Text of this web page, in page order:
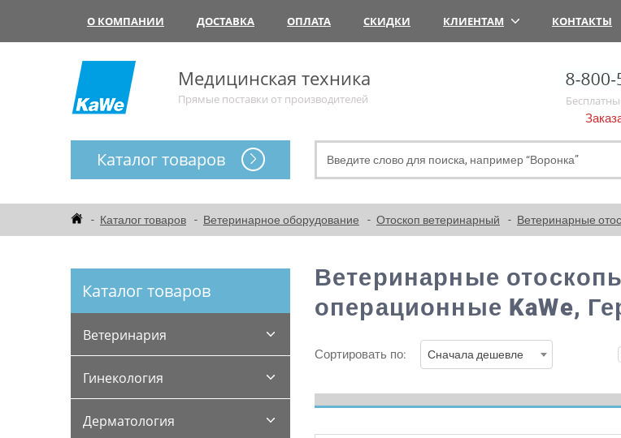
О КОМПАНИИ ДОСТАВКА ОПЛАТА СКИДКИ КЛИЕНТАМ КОНТАКТЫ
Медицинская техника
Прямые поставки от производителей
Каталог товаров
Каталог товаров Ветеринарное оборудование Отоскоп ветеринарный Ветеринарные
Каталог товаров
Ветеринария
Гинекология
Дерматология
Ветеринарные
операционные KaWe,
Сортировать по: Сначала дешевле